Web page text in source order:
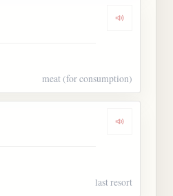
Dengarkan
meat (for consumption)
Dengarkan
last resort